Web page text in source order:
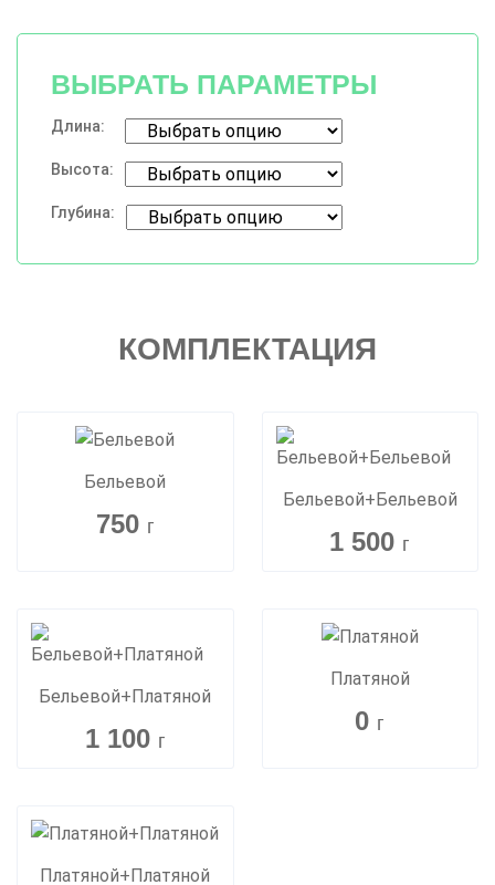
ВЫБРАТЬ ПАРАМЕТРЫ
Длина:
Высота:
Глубина:
КОМПЛЕКТАЦИЯ
Бельевой
750 г
Бельевой+Бельевой
1 500 г
Бельевой+Платяной
1 100 г
Платяной
0 г
Платяной+Платяной